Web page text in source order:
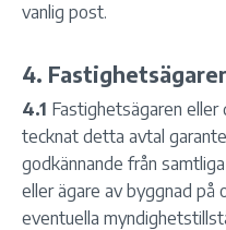
vanlig post.
4.
4.1 Fastighetsägaren
tecknat detta avtal
godkännande från
eller ägare av byggnad på
eventuella